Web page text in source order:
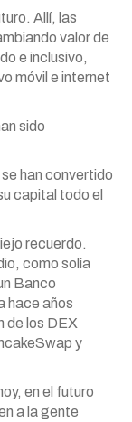
Allí, las
valor de
e inclusivo,
móvil e internet
sido
han convertido
capital todo el
recuerdo.
como solía
Banco
hace años
de los DEX
y
en el futuro
a la gente